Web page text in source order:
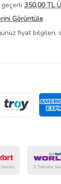
geçerli 350,00 TL
Görüntüle
fiyat bilgileri,